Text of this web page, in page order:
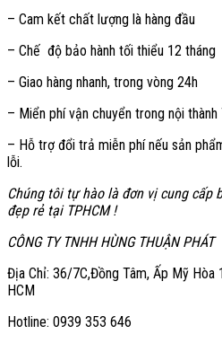
– Cam kết chất lượng là hàng đầu
– Chế độ bảo hành tối thiểu 12 tháng
– Giao hàng nhanh, trong vòng 24h
– Miển phí vận chuyển trong nội thành
– Hỗ trợ đổi trả miễn phí nếu sản
lỗi.
Chúng tôi tự hào là đơn vị cung cấp
đẹp rẻ tại TPHCM !
CÔNG TY TNHH HÙNG THUẬN PHÁT
Địa Chỉ: 36/7C,Đồng Tâm, Ấp Mỹ Hòa
HCM
Hotline: 0939 353 646